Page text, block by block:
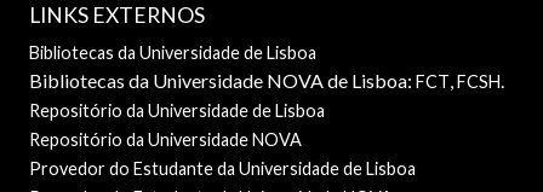
LINKS EXTERNOS
Bibliotecas da Universidade de Lisboa
Bibliotecas da Universidade NOVA de Lisboa: FCT,FCSH.
Repositório da Universidade de Lisboa
Repositório da Universidade NOVA
Provedor do Estudante da Universidade de Lisboa